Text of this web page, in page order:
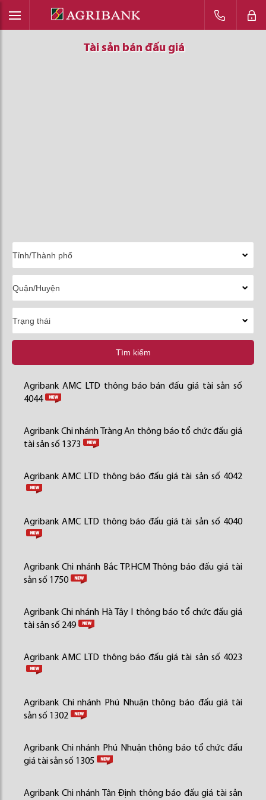
Tài sản bán đấu giá
Tài sản bán đấu giá
Tài sản bán đấu giá
Tìm kiếm
Agribank AMC LTD thông báo bán đấu giá tài sản số
4044
Agribank Chi nhánh Tràng An thông báo tổ chức đấu giá
tài sản số 1373
Agribank AMC LTD thông báo đấu giá tài sản số 4042
Agribank AMC LTD thông báo đấu giá tài sản số 4040
Agribank Chi nhánh Bắc TP.HCM Thông báo đấu giá tài
sản số 1750
Agribank Chi nhánh Hà Tây I thông báo tổ chức đấu giá
tài sản số 249
Agribank AMC LTD thông báo đấu giá tài sản số 4023
Agribank Chi nhánh Phú Nhuận thông báo đấu giá tài
sản số 1302
Agribank Chi nhánh Phú Nhuận thông báo tổ chức đấu
giá tài sản số 1305
Agribank Chi nhánh Tân Định thông báo đấu giá tài sản